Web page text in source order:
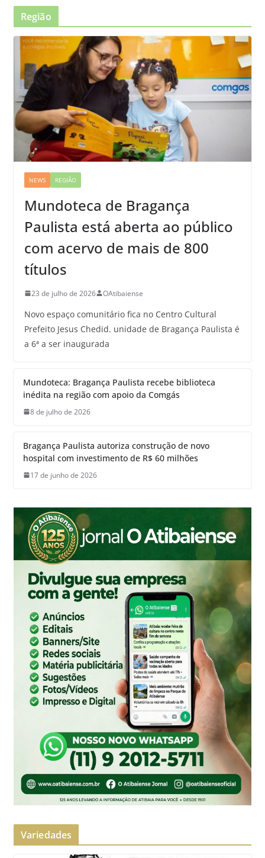
Região
NEWS REGIÃO
Mundoteca de Bragança
Paulista está aberta ao público
com acervo de mais de 800
títulos
23 de julho de 2026 OAtibaiense
Novo espaço comunitário fica no Centro Cultural
Prefeito Jesus Chedid. unidade de Bragança Paulista é
a 6ª a ser inaugurada
Mundoteca: Bragança Paulista recebe biblioteca
inédita na região com apoio da Comgás
8 de julho de 2026
Bragança Paulista autoriza construção de novo
hospital com investimento de R$ 60 milhões
17 de junho de 2026
Variedades